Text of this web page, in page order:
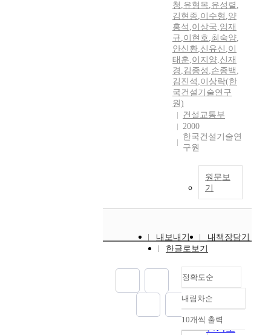
청 ,유형목,유성렬 ,
김현종,이수형 ,양
홍석 ,이상국,임재
규,이현호,최숙양,
안신환,신유신 ,이
태훈,이지양,신재
경 ,김종성 ,손종백 ,
김진석 ,이상락(한
국건설기술연구
원)
건설교통부
2000
한국건설기술연
구원
원문보
기
내보내기
내책장담기
한글로보기
정확도순
정확도
순
인기도
내림차순
내림차순
10개씩 출력